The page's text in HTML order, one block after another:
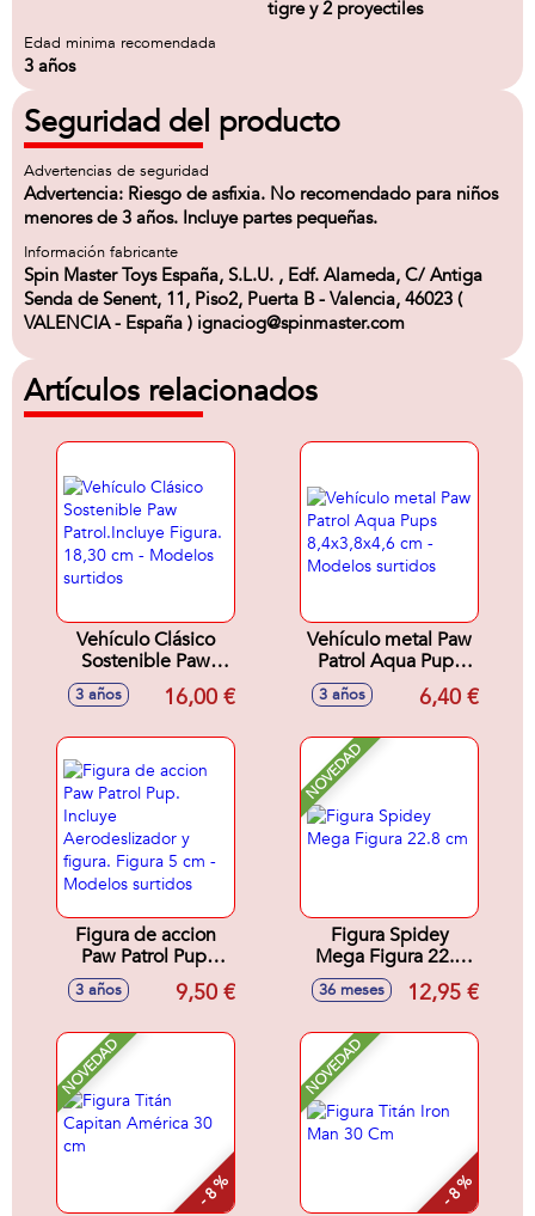
tigre y 2 proyectiles
Edad minima recomendada
3 años
Seguridad del producto
Advertencias de seguridad
Advertencia: Riesgo de asfixia. No recomendado para niños
menores de 3 años. Incluye partes pequeñas.
Información fabricante
Spin Master Toys España, S.L.U. , Edf. Alameda, C/ Antiga
Senda de Senent, 11, Piso2, Puerta B - Valencia, 46023 (
VALENCIA - España ) ignaciog@spinmaster.com
Artículos relacionados
Vehículo Clásico
Sostenible Paw
Patrol.Incluye
Figura. 18,30 cm -
3 años 16,00 €
Vehículo metal Paw
Patrol Aqua Pups
8,4x3,8x4,6 cm -
Modelos surtidos
3 años 6,40 €
Figura de accion
Paw Patrol Pup.
Incluye
Aerodeslizador y
- Modelos surtidos
3 años 9,50 €
NOVEDAD
Figura Spidey
Mega Figura 22.8
cm
36 meses 12,95 €
NOVEDAD
- 8 %
NOVEDAD
- 8 %